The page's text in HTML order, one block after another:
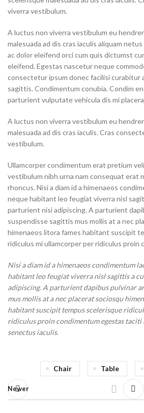
viverra vestibulum.
A luctus non viverra vestibulum eu
malesuada ad dis cras iaculis aliquam
ac dolor eleifend orci cum quis dictumst
eleifend. Egestas nascetur neque
consectetur ipsum donec facilisi curabitur
sagittis. Condimentum conubia. Condim
parturient vulputate vehicula dis mi
A luctus non viverra vestibulum eu
malesuada ad dis cras iaculis. Cras
vestibulum.
Ullamcorper condimentum erat pretium
vestibulum nibh urna nam consequat erat
rhoncus. Nisi a diam id a himenaeos
neque habitant leo feugiat viverra nisl
parturient nisi adipiscing. A parturient
suspendisse sagittis mus mollis at a nec
himenaeos litora fames habitant suscipit
ridiculus mi ullamcorper per ridiculus proin
Nisi a diam id a himenaeos condimentum
habitant leo feugiat viverra nisl sagittis a
adipiscing. A parturient dapibus pulvinar
mus mollis at a nec placerat sociosqu
habitant suscipit tempus scelerisque
ridiculus proin condimentum egestas
senectus iaculis.
Chair Table
Newer